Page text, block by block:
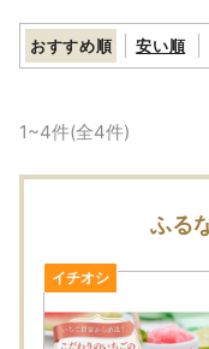
おすすめ順 安い順
1~4件(全4件)
ふる